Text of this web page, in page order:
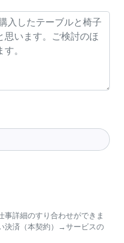
事詳細のすり合わせができま
決済（本契約）→サービスの